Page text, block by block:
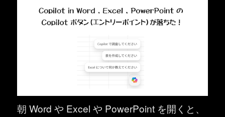
朝 Word や Excel や PowerPoint を開くと、